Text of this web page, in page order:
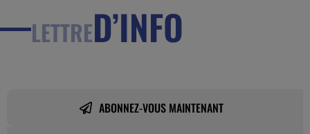
LETTRED’INFO
ABONNEZ-VOUS MAINTENANT